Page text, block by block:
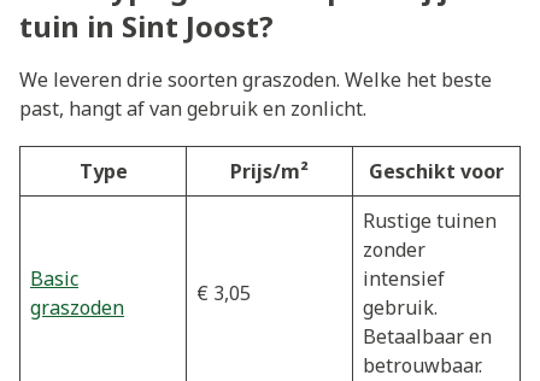
tuin in Sint Joost?
We leveren drie soorten graszoden. Welke het beste
past, hangt af van gebruik en zonlicht.
Type Prijs/m² Geschikt voor
Basic
graszoden
€ 3,05
Rustige tuinen
zonder
intensief
gebruik.
Betaalbaar en
betrouwbaar.